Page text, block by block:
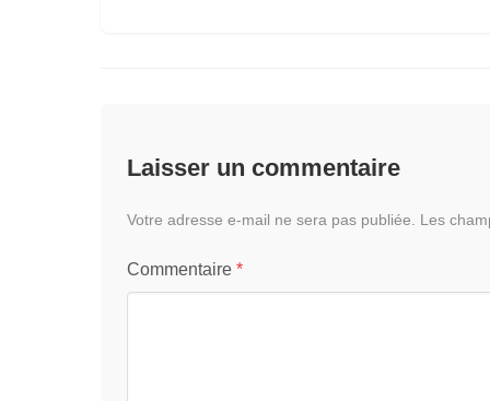
Laisser un commentaire
Votre adresse e-mail ne sera pas publiée. Les
Commentaire *